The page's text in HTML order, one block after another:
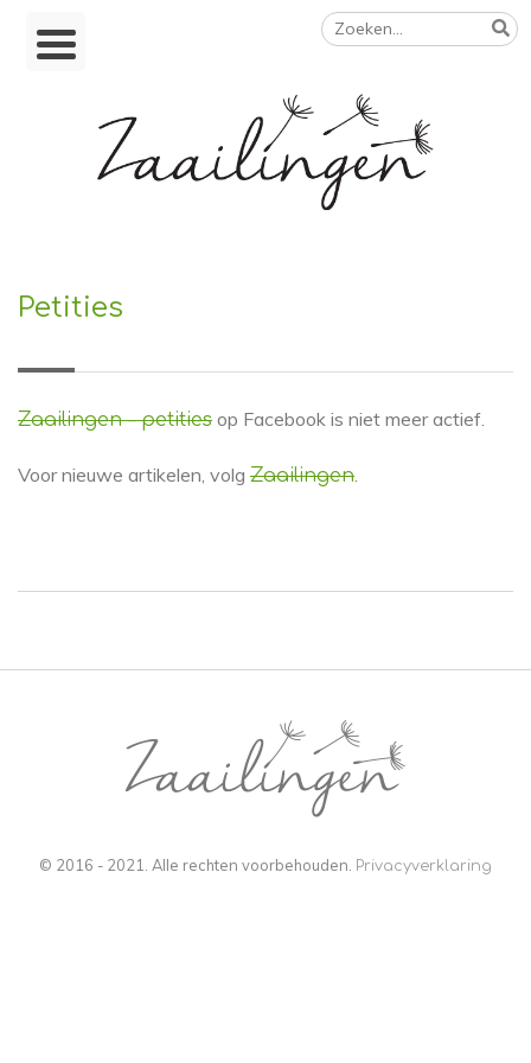
Skip
Zoeken
naar:
Petities
Zaailingen – petities op Facebook is niet meer actief.
Voor nieuwe artikelen, volg Zaailingen.
© 2016 - 2021. Alle rechten voorbehouden. Privacyverklaring